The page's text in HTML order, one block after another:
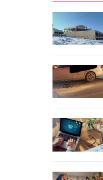
Mahallesi’nde doğum eylemi
başlayan Samera Aslan için 112 Acil
Çağrı Merkezi’ne ihbarda
bulunuldu. Bölgeye yönlendirilen
Şanlıurfa İl Sağlık Müdürlüğü...